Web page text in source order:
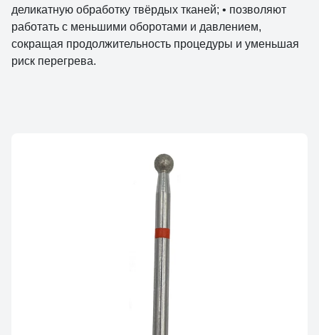
деликатную обработку твёрдых тканей; • позволяют
работать с меньшими оборотами и давлением,
сокращая продолжительность процедуры и уменьшая
риск перегрева.